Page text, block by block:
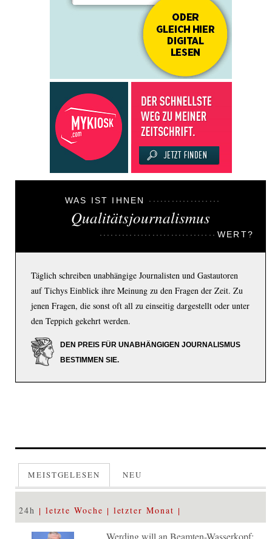
WAS IST IHNEN
Qualitätsjournalismus
WERT?
Täglich schreiben unabhängige Journalisten und Gastautoren
auf Tichys Einblick ihre Meinung zu den Fragen der Zeit. Zu
jenen Fragen, die sonst oft all zu einseitig dargestellt oder unter
den Teppich gekehrt werden.
DEN PREIS FÜR UNABHÄNGIGEN JOURNALISMUS
BESTIMMEN SIE.
MEISTGELESEN NEU
24h letzte Woche letzter Monat
Werding will an Beamten-Wasserkopf: